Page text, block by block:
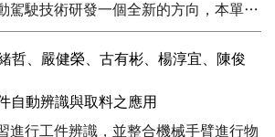
駕駛技術研發一個全新的方向，本單位
度學習技術之研發基礎，因此亦已領先
基於深度學習之自動駕駛車。
哲、嚴健榮、古有彬、楊淳宜、陳俊
自動辨識與取料之應用
進行工件辨識，並整合機械手臂進行物